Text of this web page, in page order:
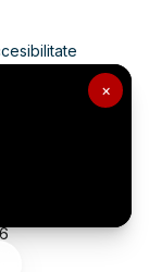
×